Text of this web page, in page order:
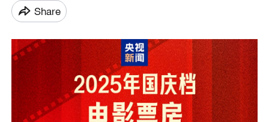
Share